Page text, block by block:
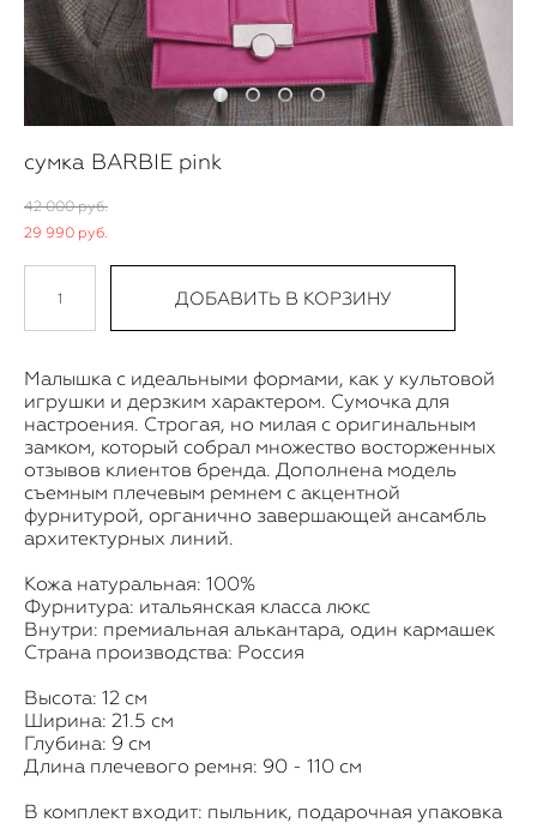
сумка BARBIE pink
42 000 pуб.
29 990 pуб.
ДОБАВИТЬ В КОРЗИНУ
Малышка с идеальными формами, как у культовой
игрушки и дерзким характером. Сумочка для
настроения. Строгая, но милая с оригинальным
замком, который собрал множество восторженных
отзывов клиентов бренда. Дополнена модель
съемным плечевым ремнем с акцентной
фурнитурой, органично завершающей ансамбль
архитектурных линий.
Кожа натуральная: 100%
Фурнитура: итальянская класса люкс
Внутри: премиальная алькантара, один кармашек
Страна производства: Россия
Высота: 12 см
Ширина: 21.5 см
Глубина: 9 см
Длина плечевого ремня: 90 - 110 см
В комплект входит: пыльник, подарочная упаковка